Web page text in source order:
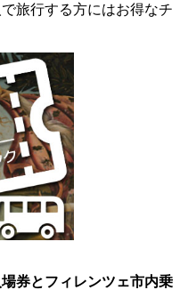
旅行する方にはお得なチ
券とフィレンツェ市内乗